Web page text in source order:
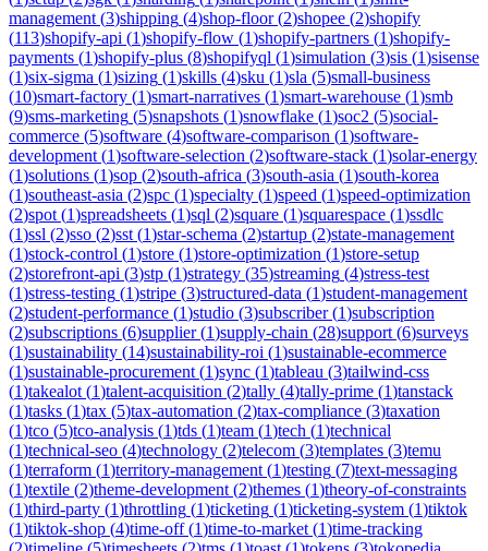
management (3)shipping (4)shop-floor(2)shopee (2)shopify
(113)shopify-api (1)shopify-flow (1)shopify-partners (1)shopify-
payments (1)shopify-plus (8)shopifyql (1)simulation (3)sis (1)sisense
(1)six-sigma (1)sizing (1)skills (4)sku (1)sla (5)small-business
(10)smart-factory (1)smart-narratives (1)smart-warehouse (1)smb
(9)sms-marketing (5)snapshots (1)snowflake (1)soc2 (5)social-
commerce (5)software (4)software-comparison (1)software-
development (1)software-selection (2)software-stack (1)solar-energy
(1)solutions (1)sop (2)south-africa (3)south-asia (1)south-korea
(1)southeast-asia (2)spc (1)specialty (1)speed (1)speed-optimization
(2)spot (1)spreadsheets (1)sql (2)square (1)squarespace (1)ssdlc
(1)ssl (2)sso (2)sst (1)star-schema (2)startup (2)state-management
(1)stock-control (1)store (1)store-optimization (1)store-setup
(2)storefront-api (3)stp (1)strategy (35)streaming (4)stress-test
(1)stress-testing (1)stripe (3)structured-data (1)student-management
(2)student-performance (1)studio (3)subscriber(1)subscription
(2)subscriptions (6)supplier(1)supply-chain (28)support (6)surveys
(1)sustainability (14)sustainability-roi (1)sustainable-ecommerce
(1)sustainable-procurement (1)sync (1)tableau (3)tailwind-css
(1)takealot (1)talent-acquisition (2)tally (4)tally-prime (1)tanstack
(1)tasks (1)tax (5)tax-automation (2)tax-compliance (3)taxation
(1)tco (5)tco-analysis (1)tds (1)team (1)tech (1)technical
(1)technical-seo (4)technology (2)telecom (3)templates (3)temu
(1)terraform (1)territory-management (1)testing (7)text-messaging
(1)textile (2)theme-development (2)themes (1)theory-of-constraints
(1)third-party (1)throttling (1)ticketing (1)ticketing-system (1)tiktok
(1)tiktok-shop (4)time-off(1)time-to-market (1)time-tracking